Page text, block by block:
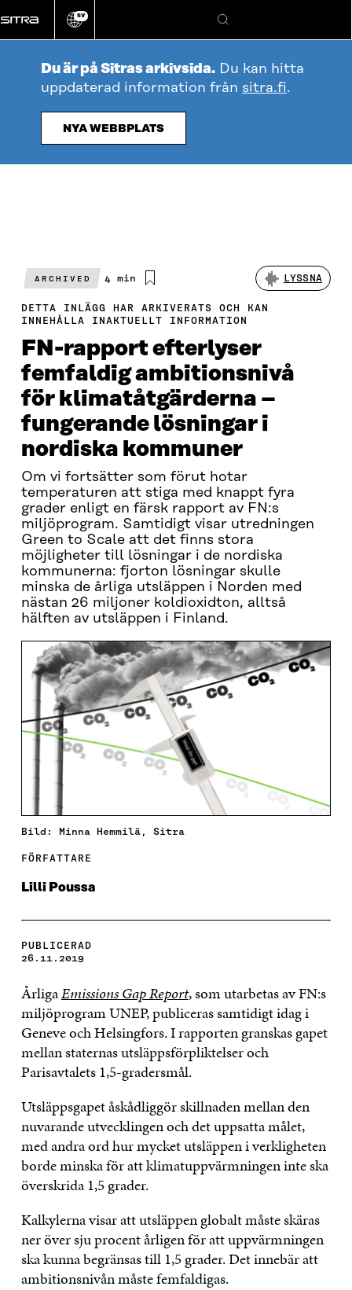
direkt
till
Ändra
språk
SV
Sök
Du är på Sitras arkivsida. Du kan hitta
uppdaterad information från sitra.fi.
NYA WEBBPLATS
ARCHIVED
Beräknad
4 min LYSSNA
DETTA INLÄGG HAR ARKIVERATS OCH KAN
INNEHÅLLA INAKTUELLT INFORMATION
FN-rapport efterlyser
femfaldig ambitionsnivå
för klimatåtgärderna –
fungerande lösningar i
nordiska kommuner
Om vi fortsätter som förut hotar
temperaturen att stiga med knappt fyra
grader enligt en färsk rapport av FN:s
miljöprogram. Samtidigt visar utredningen
Green to Scale att det finns stora
möjligheter till lösningar i de nordiska
kommunerna: fjorton lösningar skulle
minska de årliga utsläppen i Norden med
nästan 26 miljoner koldioxidton, alltså
hälften av utsläppen i Finland.
Bild: Minna Hemmilä, Sitra
FÖRFATTARE
Lilli Poussa
PUBLICERAD
26.11.2019
ÅrligaEmissions Gap Report, som utarbetas av FN:s
miljöprogram UNEP, publiceras samtidigt idag i
Geneve och Helsingfors. I rapporten granskas gapet
mellan staternas utsläppsförpliktelser och
Parisavtalets 1,5-gradersmål.
Utsläppsgapet åskådliggör skillnaden mellan den
nuvarande utvecklingen och det uppsatta målet,
med andra ord hur mycket utsläppen i verkligheten
borde minska för att klimatuppvärmningen inte ska
överskrida 1,5 grader.
Kalkylerna visar att utsläppen globalt måste skäras
ner över sju procent årligen för att uppvärmningen
ska kunna begränsas till 1,5 grader. Det innebär att
ambitionsnivån måste femfaldigas.